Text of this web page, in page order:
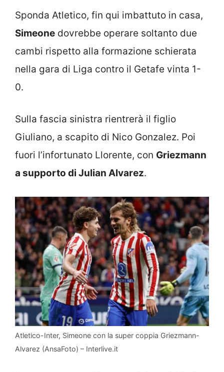
Sponda Atletico, fin qui imbattuto in casa,
Simeone dovrebbe operare soltanto due
cambi rispetto alla formazione schierata
nella gara di Liga contro il Getafe vinta 1-
0.
Sulla fascia sinistra rientrerà il figlio
Giuliano, a scapito di Nico Gonzalez. Poi
fuori l’infortunato Llorente, con Griezmann
a supporto di Julian Alvarez.
Atletico-Inter, Simeone con la super coppia Griezmann-
Alvarez (AnsaFoto) – Interlive.it